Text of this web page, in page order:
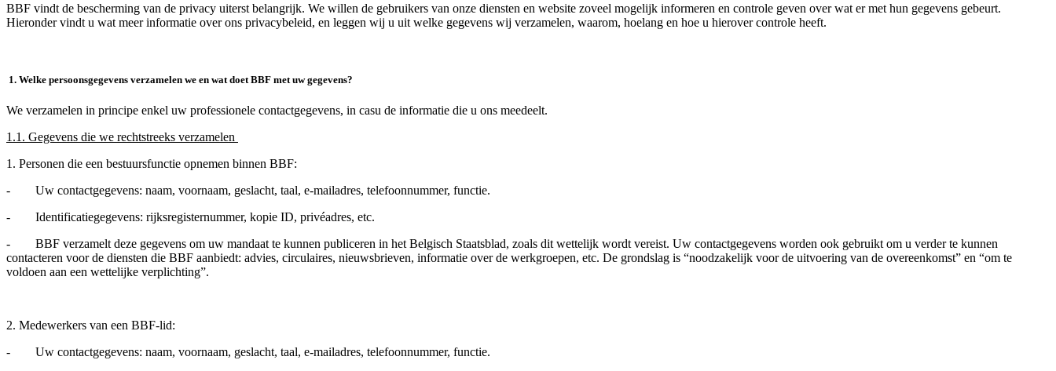
BBF vindt de bescherming van de privacy uiterst belangrijk. We willen de gebruikers van onze diensten en website zoveel mogelijk informeren en controle geven over wat er met hun gegevens gebeurt.
Hieronder vindt u wat meer informatie over ons privacybeleid, en leggen wij u uit welke gegevens wij verzamelen, waarom, hoelang en hoe u hierover controle heeft.
1. Welke persoonsgegevens verzamelen we en wat doet BBF met uw gegevens?
We verzamelen in principe enkel uw professionele contactgegevens, in casu de informatie die u ons meedeelt.
1.1. Gegevens die we rechtstreeks verzamelen
1. Personen die een bestuursfunctie opnemen binnen BBF:
- Uw contactgegevens: naam, voornaam, geslacht, taal, e-mailadres, telefoonnummer, functie.
- Identificatiegegevens: rijksregisternummer, kopie ID, privéadres, etc.
- BBF verzamelt deze gegevens om uw mandaat te kunnen publiceren in het Belgisch Staatsblad, zoals dit wettelijk wordt vereist. Uw contactgegevens worden ook gebruikt om u verder te kunnen
contacteren voor de diensten die BBF aanbiedt: advies, circulaires, nieuwsbrieven, informatie over de werkgroepen, etc. De grondslag is “noodzakelijk voor de uitvoering van de overeenkomst” en “om te
voldoen aan een wettelijke verplichting”.
2. Medewerkers van een BBF-lid:
- Uw contactgegevens: naam, voornaam, geslacht, taal, e-mailadres, telefoonnummer, functie.